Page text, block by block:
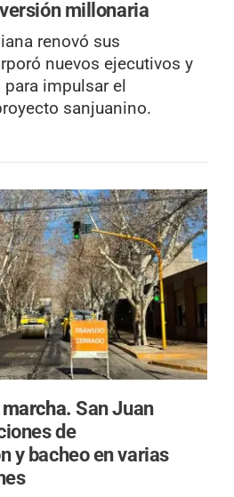
millonaria
renovó sus
nuevos ejecutivos y
impulsar el
sanjuanino.
marcha.San Juan
de
y bacheo en varias